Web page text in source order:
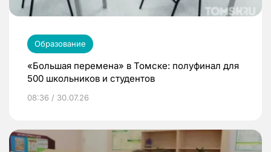
Образование
«Большая перемена» в Томске: полуфинал для
500 школьников и студентов
08:36 / 30.07.26